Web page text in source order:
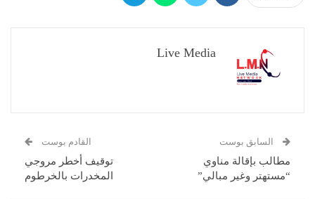
Live Media
السابق بوست
مطالب بإقالة مناوي
“مستهتر وغير مبالي”
القادم بوست
توقيف أخطر مروجي
المخدرات بالخرطوم